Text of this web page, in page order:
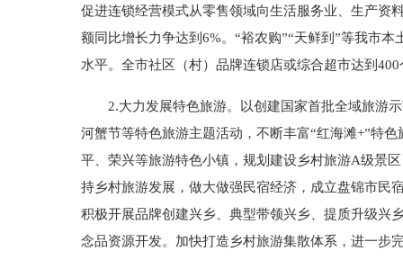
促进连锁经营模式从零售领域向生活服务业、生产资
额同比增长力争达到6%。“裕农购”“天鲜到”等我市
水平。全市社区（村）品牌连锁店或综合超市达到
2.大力发展特色旅游。以创建国家首批全域旅游示
河蟹节等特色旅游主题活动，不断丰富“红海滩+”特
平、荣兴等旅游特色小镇，规划建设乡村旅游A级景
持乡村旅游发展，做大做强民宿经济，成立盘锦市民
积极开展品牌创建兴乡、典型带领兴乡、提质升级兴
念品资源开发。加快打造乡村旅游集散体系，进一步